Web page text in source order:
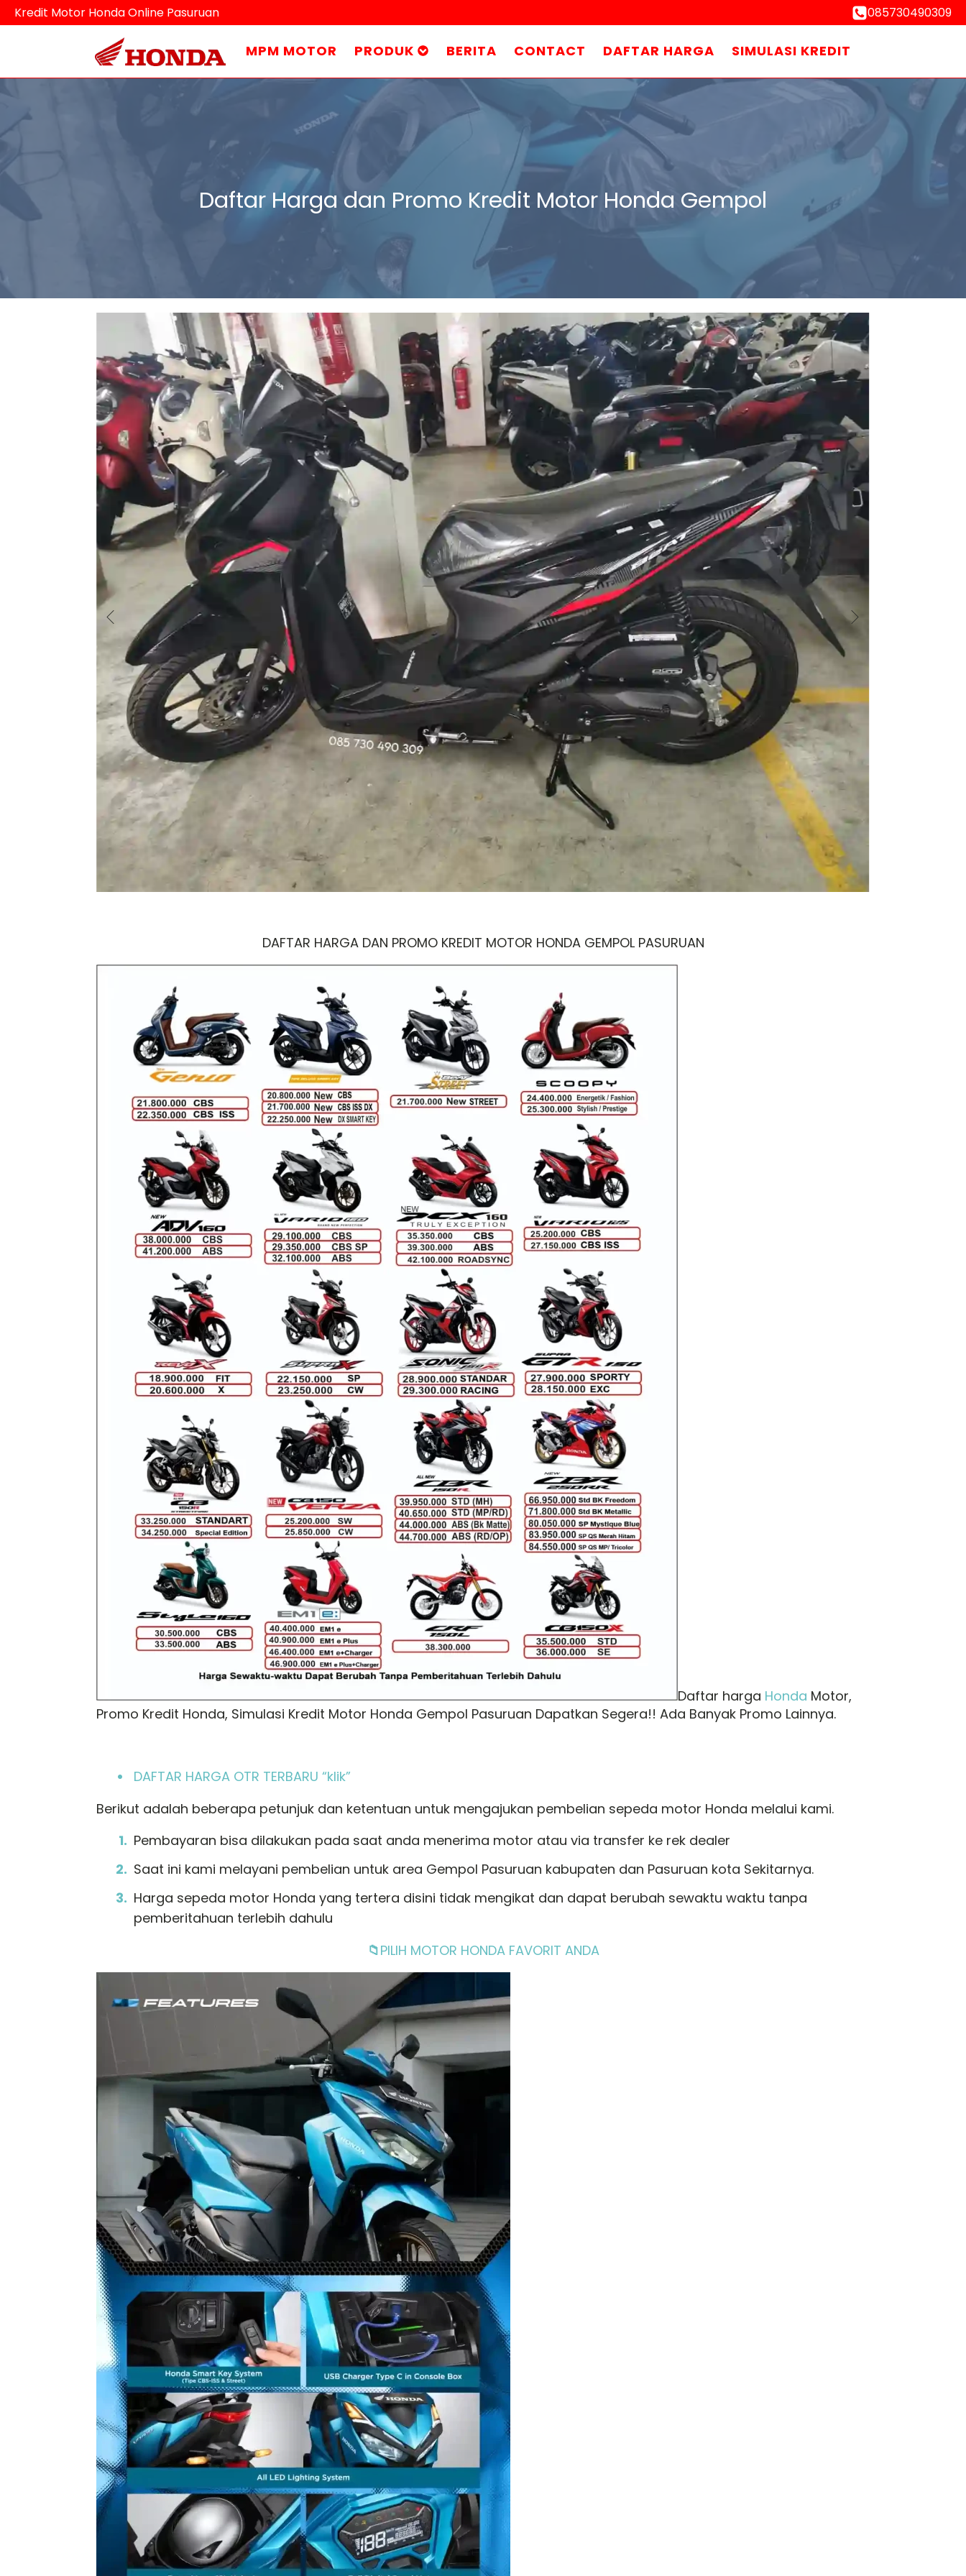
Kredit Motor Honda Online Pasuruan 085730490309
MPM MOTOR PRODUK BERITA CONTACT DAFTAR HARGA SIMULASI KREDIT
Daftar Harga dan Promo Kredit Motor Honda Gempol
DAFTAR HARGA DAN PROMO KREDIT MOTOR HONDA GEMPOL PASURUAN
Daftar harga Honda Motor,
Promo Kredit Honda, Simulasi Kredit Motor Honda Gempol Pasuruan Dapatkan Segera!! Ada Banyak Promo Lainnya.
DAFTAR HARGA OTR TERBARU “klik”
Berikut adalah beberapa petunjuk dan ketentuan untuk mengajukan pembelian sepeda motor Honda melalui kami.
Pembayaran bisa dilakukan pada saat anda menerima motor atau via transfer ke rek dealer
Saat ini kami melayani pembelian untuk area Gempol Pasuruan kabupaten dan Pasuruan kota Sekitarnya.
Harga sepeda motor Honda yang tertera disini tidak mengikat dan dapat berubah sewaktu waktu tanpa
pemberitahuan terlebih dahulu
📁PILIH MOTOR HONDA FAVORIT ANDA